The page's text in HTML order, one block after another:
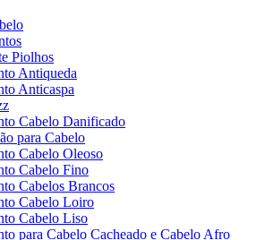
Piolhos
Antiqueda
Anticaspa
Cabelo Danificado
para Cabelo
Cabelo Oleoso
Cabelo Fino
Cabelos Brancos
Cabelo Loiro
Cabelo Liso
para Cabelo Cacheado e Cabelo Afro